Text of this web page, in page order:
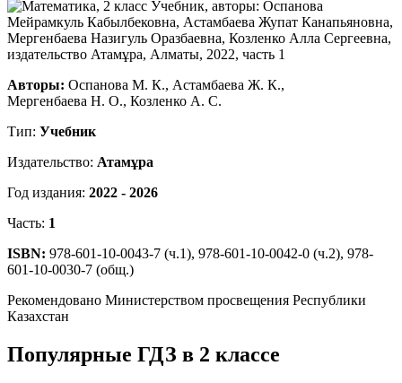
Авторы: Оспанова М. К., Астамбаева Ж. К.,
Мергенбаева Н. О., Козленко А. С.
Тип: Учебник
Издательство: Атамұра
Год издания: 2022 - 2026
Часть: 1
ISBN: 978-601-10-0043-7 (ч.1), 978-601-10-0042-0 (ч.2), 978-
601-10-0030-7 (общ.)
Рекомендовано Министерством просвещения Республики
Казахстан
Популярные ГДЗ в 2 классе